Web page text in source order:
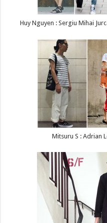
Huy Nguyen : Sergiu Mihai
Mitsuru S : Adrian